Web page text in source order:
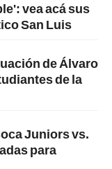
vea acá sus
San Luis
de Álvaro
de la
Juniors vs.
para